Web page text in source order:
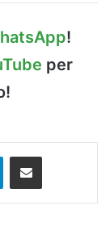
!
per
TelegramCondividi via Email